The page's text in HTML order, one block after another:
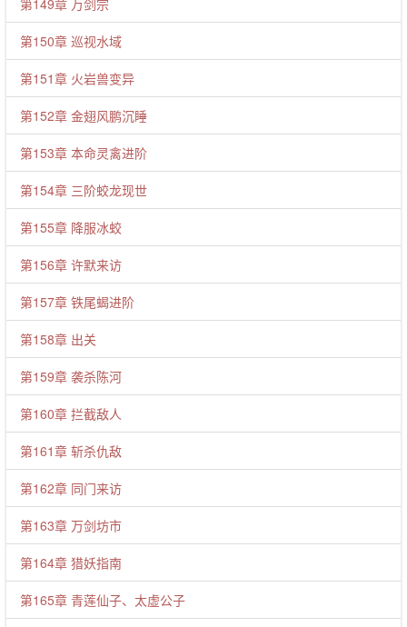
第149章 万剑宗
第150章 巡视水域
第151章 火岩兽变异
第152章 金翅风鹏沉睡
第153章 本命灵禽进阶
第154章 三阶蛟龙现世
第155章 降服冰蛟
第156章 许默来访
第157章 铁尾蝎进阶
第158章 出关
第159章 袭杀陈河
第160章 拦截敌人
第161章 斩杀仇敌
第162章 同门来访
第163章 万剑坊市
第164章 猎妖指南
第165章 青莲仙子、太虚公子